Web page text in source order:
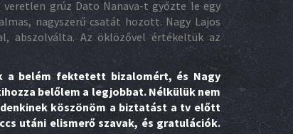
veretlen grúz Dato Nanava-t győzte le egy
nagyszerű csatát hozott. Nagy Lajos
abszolválta. Az öklözővel értékeltük az
a belém fektetett bizalomért, és Nagy
belőlem a legjobbat. Nélkülük nem
köszönöm a biztatást a tv előtt
utáni elismerő szavak, és gratulációk.